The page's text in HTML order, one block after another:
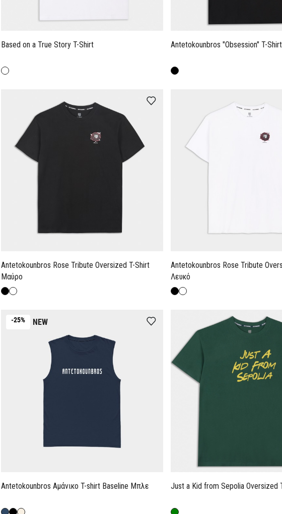
Based on a True Story T-Shirt Antetokounbros "Obsession" T-Shirt
Antetokounbros Rose Tribute Oversized T-Shirt
Μαύρο
Antetokounbros Rose Tribute
Λευκό
-25% NEW
Antetokounbros Aμάνικο T-shirt Baseline Μπλε Just a Kid from Sepolia Oversized